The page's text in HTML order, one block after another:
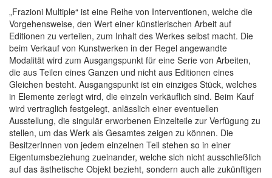
„Frazioni Multiple“ ist eine Reihe von Interventionen, welche die
Vorgehensweise, den Wert einer künstlerischen Arbeit auf
Editionen zu verteilen, zum Inhalt des Werkes selbst macht. Die
beim Verkauf von Kunstwerken in der Regel angewandte
Modalität wird zum Ausgangspunkt für eine Serie von Arbeiten,
die aus Teilen eines Ganzen und nicht aus Editionen eines
Gleichen besteht. Ausgangspunkt ist ein einziges Stück, welches
in Elemente zerlegt wird, die einzeln verkäuflich sind. Beim Kauf
wird vertraglich festgelegt, anlässlich einer eventuellen
Ausstellung, die singulär erworbenen Einzelteile zur Verfügung zu
stellen, um das Werk als Gesamtes zeigen zu können. Die
BesitzerInnen von jedem einzelnen Teil stehen so in einer
Eigentumsbeziehung zueinander, welche sich nicht ausschließlich
auf das ästhetische Objekt bezieht, sondern auch alle zukünftigen